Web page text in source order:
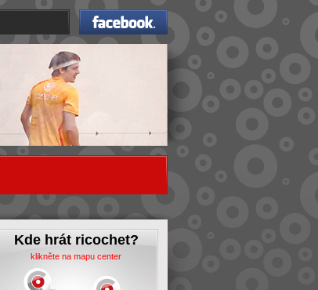
Facebook
Kde hrát ricochet?
klikněte na mapu center